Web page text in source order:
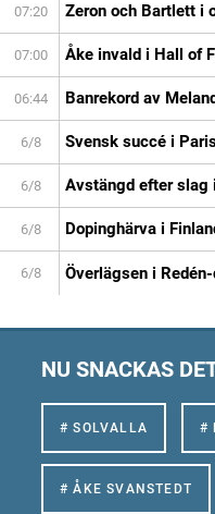
07:20 Zeron och Bartlett i
07:00 Åke invald i Hall of
06:44 Banrekord av
6/8 Svensk succé i
6/8 Avstängd efter slag
6/8 Dopinghärva i
6/8 Överlägsen i
NU SNACKAS
# SOLVALLA #
# ÅKE SVANSTEDT